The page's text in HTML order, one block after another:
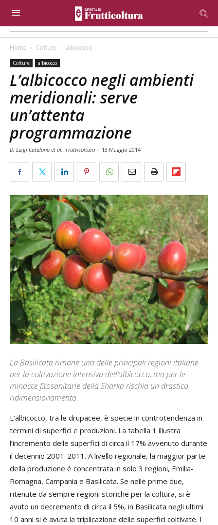
Home Colture albicocco
Colture albicocco
L’albicocco negli ambienti
meridionali: serve
un’attenta
programmazione
Di Luigi Catalano et al., Frutticoltura - 13 Maggio 2014
La Basilicata rimane una delle principali regioni italiane
per la coltivazione intensiva dell’albicocco, ma per le
minacce fitosanitarie della Sharka rischia un drastico
ridimensionamento.
L’albicocco, tra le drupacee, è specie in controtendenza in
termini di superfici e produzioni. La tabella 1 illustra
l’incremento delle superfici di circa il 17% avvenuto durante
il decennio 2001-2011. A livello regionale, la maggior parte
della produzione è concentrata in solo 3 regioni, Emilia-
Romagna, Campania e Basilicata. Se nelle prime due,
ritenute da sempre regioni storiche per la coltura, si è
avuto un decremento di circa il 5%, in Basilicata negli ultimi
10 anni si è avuta la triplicazione delle superfici coltivate. I